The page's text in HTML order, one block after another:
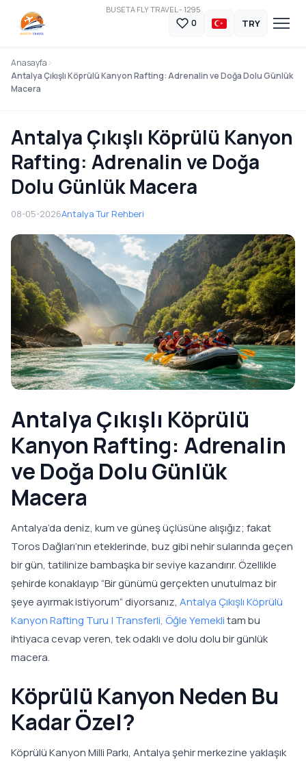
BUSETA FLY TRAVEL - 1295
0 TRY
Anasayfa
Antalya Çıkışlı Köprülü Kanyon Rafting: Adrenalin ve Doğa Dolu Günlük
Macera
Antalya Çıkışlı Köprülü Kanyon
Rafting: Adrenalin ve Doğa
Dolu Günlük Macera
08-05-2026Antalya Tur Rehberi
Antalya Çıkışlı Köprülü
Kanyon Rafting: Adrenalin
ve Doğa Dolu Günlük
Macera
Antalya’da deniz, kum ve güneş üçlüsüne alışığız; fakat
Toros Dağları’nın eteklerinde, buz gibi nehir sularında geçen
bir gün, tatilinize bambaşka bir seviye kazandırır. Özellikle
şehirde konaklayıp “Bir günümü gerçekten unutulmaz bir
şeye ayırmak istiyorum” diyorsanız, Antalya Çıkışlı Köprülü
Kanyon Rafting Turu | Transferli, Öğle Yemeklitam bu
ihtiyaca cevap veren, tek odaklı ve dolu dolu bir günlük
macera.
Köprülü Kanyon Neden Bu
Kadar Özel?
Köprülü Kanyon Milli Parkı, Antalya şehir merkezine yaklaşık